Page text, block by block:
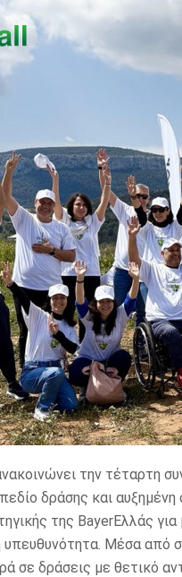
την τέταρτη
δράσης και
της BayerEλλάς
υπευθυνότητα. Μέσα από
σε δράσεις με θετικό